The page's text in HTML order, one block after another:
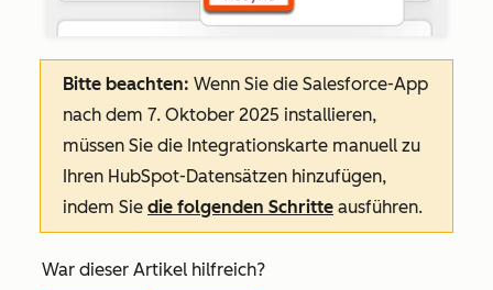
Bitte beachten: Wenn Sie die Salesforce-App
nach dem 7. Oktober 2025 installieren,
müssen Sie die Integrationskarte manuell zu
Ihren HubSpot-Datensätzen hinzufügen,
indem Sie die folgenden Schritte ausführen.
War dieser Artikel hilfreich?